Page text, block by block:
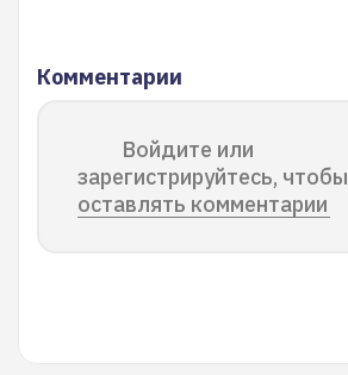
Комментарии
Войдите или
зарегистрируйтесь, чтобы
оставлять комментарии